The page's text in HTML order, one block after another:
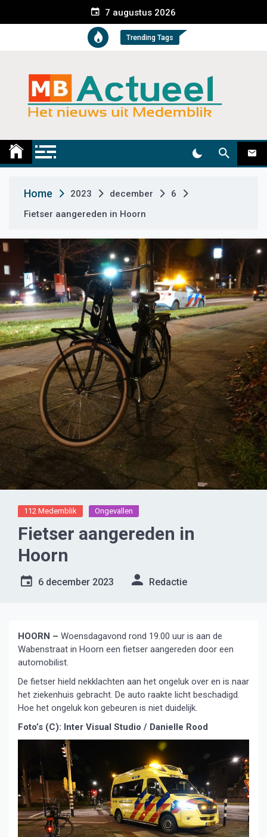
e
t
7 augustus 2026
Trending Tags
Medemblik Actueel
Home 2023 december
6
Fietser aangereden in Hoorn
112 Medemblik Ongevallen
Fietser aangereden in
Hoorn
6 december 2023 Redactie
HOORN – Woensdagavond rond 19.00 uur is aan de
Wabenstraat in Hoorn een fietser aangereden door een
automobilist.
De fietser hield nekklachten aan het ongeluk over en is naar
het ziekenhuis gebracht. De auto raakte licht beschadigd.
Hoe het ongeluk kon gebeuren is niet duidelijk.
Foto’s (C): Inter Visual Studio / Danielle Rood